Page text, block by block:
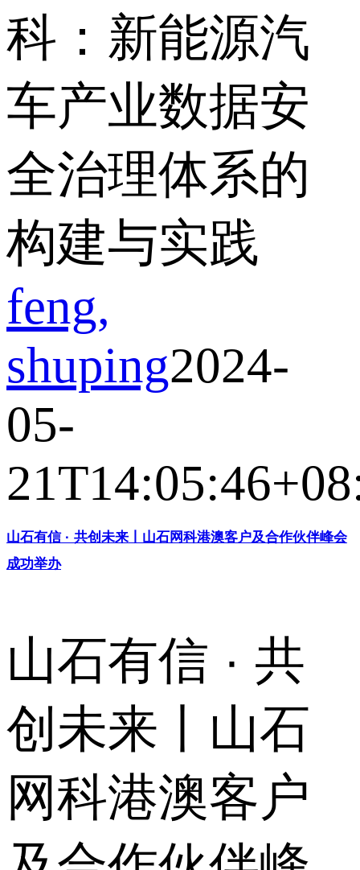
科：新能源汽
车产业数据安
全治理体系的
构建与实践
feng,
shuping2024-
05-
山石有信 · 共创未来丨山石网科港澳客户及合作伙伴峰会
成功举办
山石有信 · 共
创未来丨山石
网科港澳客户